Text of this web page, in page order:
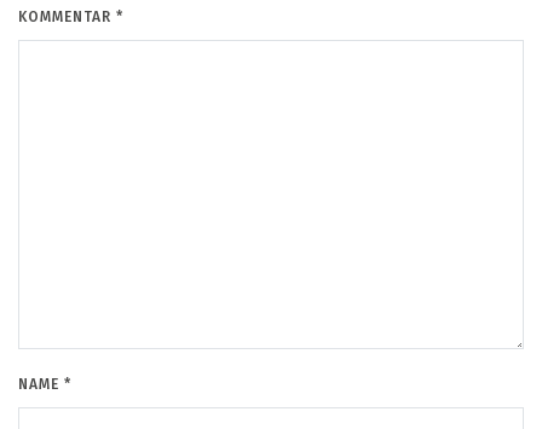
KOMMENTAR *
NAME *